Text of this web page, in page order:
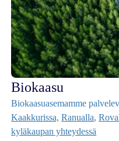
Biokaasu
Biokaasuasemamme
Kaakkurissa, Ranualla,
kyläkaupan yhteydessä